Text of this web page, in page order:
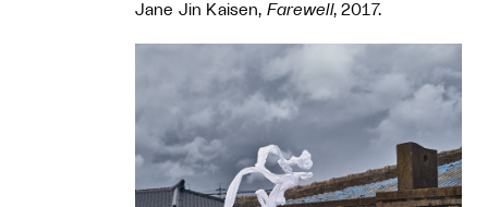
Jane Jin Kaisen, Farewell, 2017.